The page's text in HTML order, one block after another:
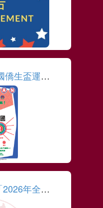
[轉知]「2026年全國僑生盃運動會」
[轉知]僑務委員會「2026年全球僑校學生暨僑生歌唱大賽」